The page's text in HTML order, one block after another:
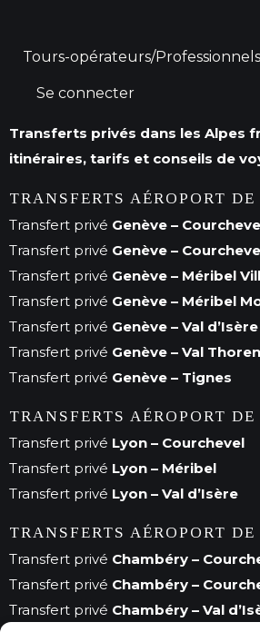
Tours-opérateurs/
Se connecter
Transferts privés dans les Alpes
itinéraires, tarifs et conseils de
TRANSFERTS AÉROPORT DE
Transfert privé Genève –
Transfert privé Genève –
Transfert privé Genève – Méribel
Transfert privé Genève – Méribel
Transfert privé Genève – Val d’Isère
Transfert privé Genève – Val
Transfert privé Genève – Tignes
TRANSFERTS AÉROPORT
Transfert privé Lyon – Courchevel
Transfert privé Lyon – Méribel
Transfert privé Lyon – Val d’Isère
TRANSFERTS AÉROPORT
Transfert privé Chambéry –
Transfert privé Chambéry –
Transfert privé Chambéry – Val